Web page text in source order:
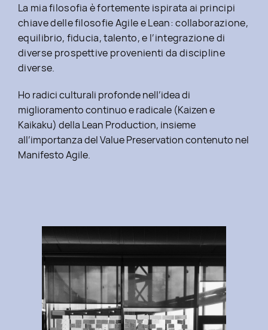
La mia filosofia è fortemente ispirata ai principi
chiave delle filosofie Agile e Lean: collaborazione,
equilibrio, fiducia, talento, e l’integrazione di
diverse prospettive provenienti da discipline
diverse.
Ho radici culturali profonde nell’idea di
miglioramento continuo e radicale (Kaizen e
Kaikaku) della Lean Production, insieme
all’importanza del Value Preservation contenuto nel
Manifesto Agile.